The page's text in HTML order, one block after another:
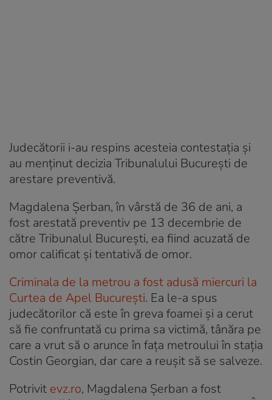
Judecătorii i-au respins acesteia contestaţia şi
au menţinut decizia Tribunalului Bucureşti de
arestare preventivă.
Magdalena Şerban, în vârstă de 36 de ani, a
fost arestată preventiv pe 13 decembrie de
către Tribunalul Bucureşti, ea fiind acuzată de
omor calificat şi tentativă de omor.
Criminala de la metrou a fost adusă miercuri la
Curtea de Apel București. Ea le-a spus
judecătorilor că este în greva foamei și a cerut
să fie confruntată cu prima sa victimă, tânăra pe
care a vrut să o arunce în fața metroului în stația
Costin Georgian, dar care a reușit să se salveze.
Potrivit evz.ro, Magdalena Șerban a fost